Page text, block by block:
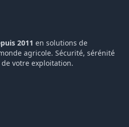
2011 en solutions de
agricole. Sécurité, sérénité
votre exploitation.